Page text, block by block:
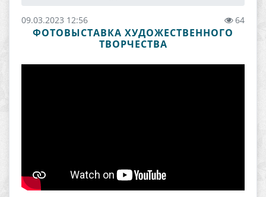
09.03.2023 12:56 64
ФОТОВЫСТАВКА ХУДОЖЕСТВЕННОГО
ТВОРЧЕСТВА